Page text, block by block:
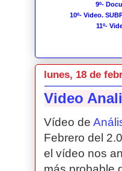
9º-
10º- Video.
11º-
lunes, 18 de
Video
Vídeo de
Febrero del
el vídeo nos